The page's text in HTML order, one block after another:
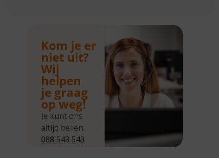
Kom je er
niet uit?
Wij
helpen
je graag
op weg!
Je kunt ons
altijd bellen:
088 543 543